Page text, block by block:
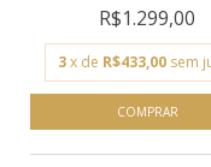
MASCULINO
R$1.299,00
3 x de R$433,00 sem